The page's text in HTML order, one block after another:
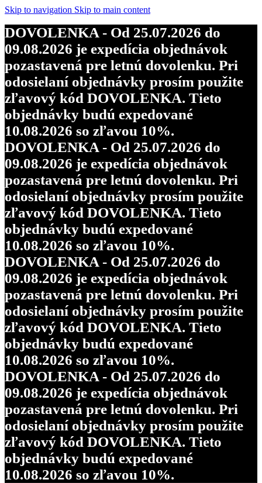
Skip to navigation Skip to main content
DOVOLENKA - Od 25.07.2026 do
09.08.2026 je expedícia objednávok
pozastavená pre letnú dovolenku. Pri
odosielaní objednávky prosím použite
zľavový kód DOVOLENKA. Tieto
objednávky budú expedované
10.08.2026 so zľavou 10%.
DOVOLENKA - Od 25.07.2026 do
09.08.2026 je expedícia objednávok
pozastavená pre letnú dovolenku. Pri
odosielaní objednávky prosím použite
zľavový kód DOVOLENKA. Tieto
objednávky budú expedované
10.08.2026 so zľavou 10%.
DOVOLENKA - Od 25.07.2026 do
09.08.2026 je expedícia objednávok
pozastavená pre letnú dovolenku. Pri
odosielaní objednávky prosím použite
zľavový kód DOVOLENKA. Tieto
objednávky budú expedované
10.08.2026 so zľavou 10%.
DOVOLENKA - Od 25.07.2026 do
09.08.2026 je expedícia objednávok
pozastavená pre letnú dovolenku. Pri
odosielaní objednávky prosím použite
zľavový kód DOVOLENKA. Tieto
objednávky budú expedované
10.08.2026 so zľavou 10%.